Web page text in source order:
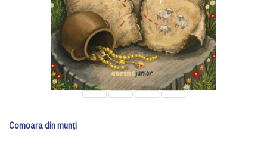
Comoara din munți